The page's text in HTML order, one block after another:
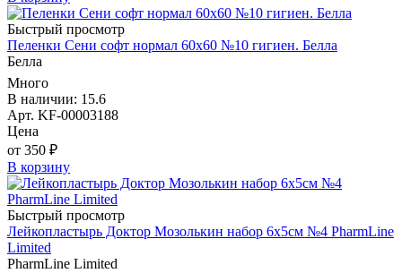
Быстрый просмотр
Пеленки Сени софт нормал 60х60 №10 гигиен. Белла
Белла
Много
В наличии: 15.6
Арт. KF-00003188
Цена
от 350 ₽
В корзину
Быстрый просмотр
Лейкопластырь Доктор Мозолькин набор 6х5см №4 PharmLine
Limited
PharmLine Limited